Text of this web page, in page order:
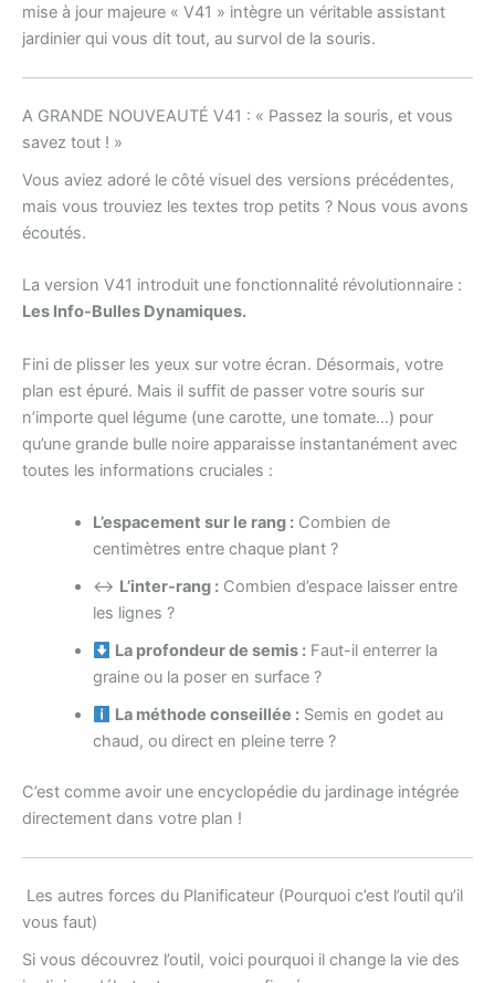
mise à jour majeure « V41 » intègre un véritable assistant
jardinier qui vous dit tout, au survol de la souris.
A GRANDE NOUVEAUTÉ V41 : « Passez la souris, et vous
savez tout ! »
Vous aviez adoré le côté visuel des versions précédentes,
mais vous trouviez les textes trop petits ? Nous vous avons
écoutés.
La version V41 introduit une fonctionnalité révolutionnaire :
Les Info-Bulles Dynamiques.
Fini de plisser les yeux sur votre écran. Désormais, votre
plan est épuré. Mais il suffit de passer votre souris sur
n’importe quel légume (une carotte, une tomate…) pour
qu’une grande bulle noire apparaisse instantanément avec
toutes les informations cruciales :
L’espacement sur le rang :Combien de
centimètres entre chaque plant ?
↔️ L’inter-rang :Combien d’espace laisser entre
les lignes ?
La profondeur de semis : Faut-il enterrer la
graine ou la poser en surface ?
La méthode conseillée : Semis en godet au
chaud, ou direct en pleine terre ?
C’est comme avoir une encyclopédie du jardinage intégrée
directement dans votre plan !
Les autres forces du Planificateur (Pourquoi c’est l’outil qu’il
vous faut)
Si vous découvrez l’outil, voici pourquoi il change la vie des